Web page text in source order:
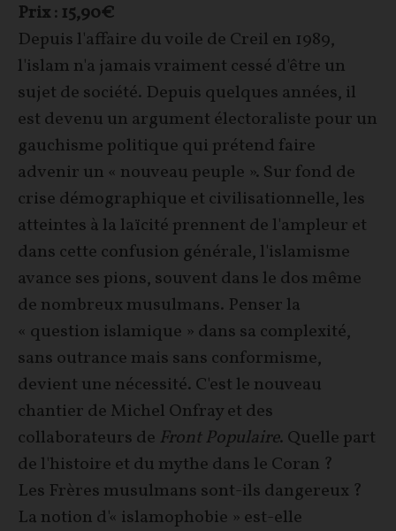
Prix : 15,90€
Depuis l'affaire du voile de Creil en 1989,
l'islam n'a jamais vraiment cessé d'être un
sujet de société. Depuis quelques années, il
est devenu un argument électoraliste pour un
gauchisme politique qui prétend faire
advenir un « nouveau peuple ». Sur fond de
crise démographique et civilisationnelle, les
atteintes à la laïcité prennent de l'ampleur et
dans cette confusion générale, l'islamisme
avance ses pions, souvent dans le dos même
de nombreux musulmans. Penser la
« question islamique » dans sa complexité,
sans outrance mais sans conformisme,
devient une nécessité. C'est le nouveau
chantier de Michel Onfray et des
collaborateurs de Front Populaire. Quelle part
de l'histoire et du mythe dans le Coran ?
Les Frères musulmans sont-ils dangereux ?
La notion d'« islamophobie » est-elle